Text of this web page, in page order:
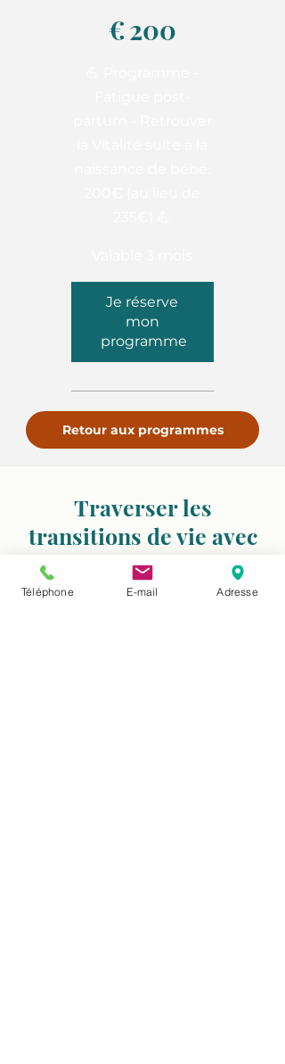
€200
Je réserve
mon
programme
Retour aux programmes
Traverser les
transitions de vie avec
équilibre
Téléphone E-mail Adresse